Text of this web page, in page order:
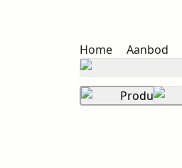
Home Aanbod